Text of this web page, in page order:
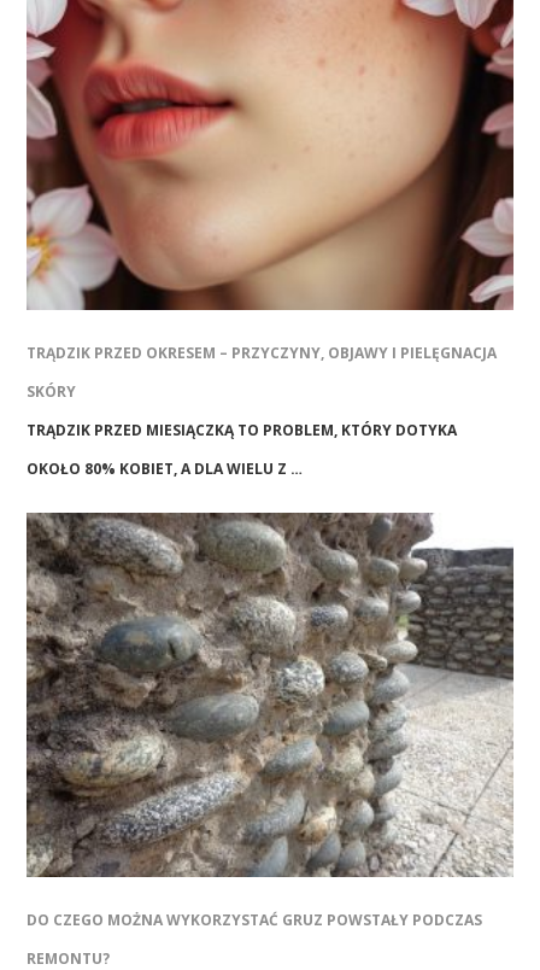
TRĄDZIK PRZED OKRESEM – PRZYCZYNY, OBJAWY I PIELĘGNACJA
SKÓRY
TRĄDZIK PRZED MIESIĄCZKĄ TO PROBLEM, KTÓRY DOTYKA
OKOŁO 80% KOBIET, A DLA WIELU Z …
DO CZEGO MOŻNA WYKORZYSTAĆ GRUZ POWSTAŁY PODCZAS
REMONTU?